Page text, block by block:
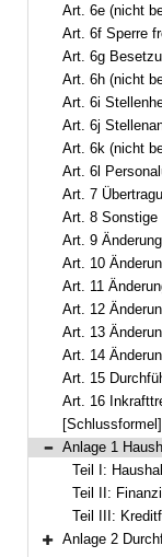
Art. 6e (nicht
Art. 6f Sperre frei
Art. 6g
Art. 6h (nicht
Art. 6i
Art. 6j
Art. 6k (nicht
Art. 6l Personalübergang
Art. 7
Art. 8 Sonstige
Art. 9
Art. 10
Art. 11
Art. 12
Art. 13
Art. 14
Art. 15
Art. 16
[Schlussformel]
Bereich
Anlage 1
Teil I:
Teil II:
Teil III:
Anlage 2